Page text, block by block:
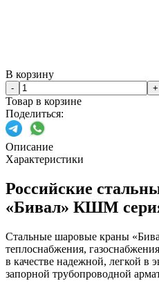
В корзину
- +
Товар в корзине
Поделиться:
Описание
Характеристики
Российские
«Бивал» КШМ
Стальные шаровые краны
теплоснабжения,
в качестве надежной, легкой в
запорной трубопроводной